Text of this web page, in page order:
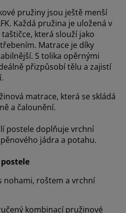
pružiny jsou ještě menší
Každá pružina je uložená v
která slouží jako
Matrace je díky
S tolika opěrnými
přizpůsobí tělu a zajistí
matrace, která se skládá
a čalounění.
postele doplňuje vrchní
jádra a potahu.
nohami, roštem a vrchní
kombinací pružinové